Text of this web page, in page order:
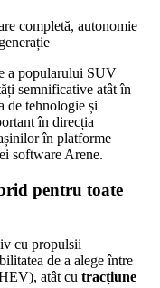
a popularului SUV
semnificative atât în
de tehnologie și
în direcția
în platforme
software Arene.
pentru toate
cu propulsii
de a alege între
atât cu tracțiune